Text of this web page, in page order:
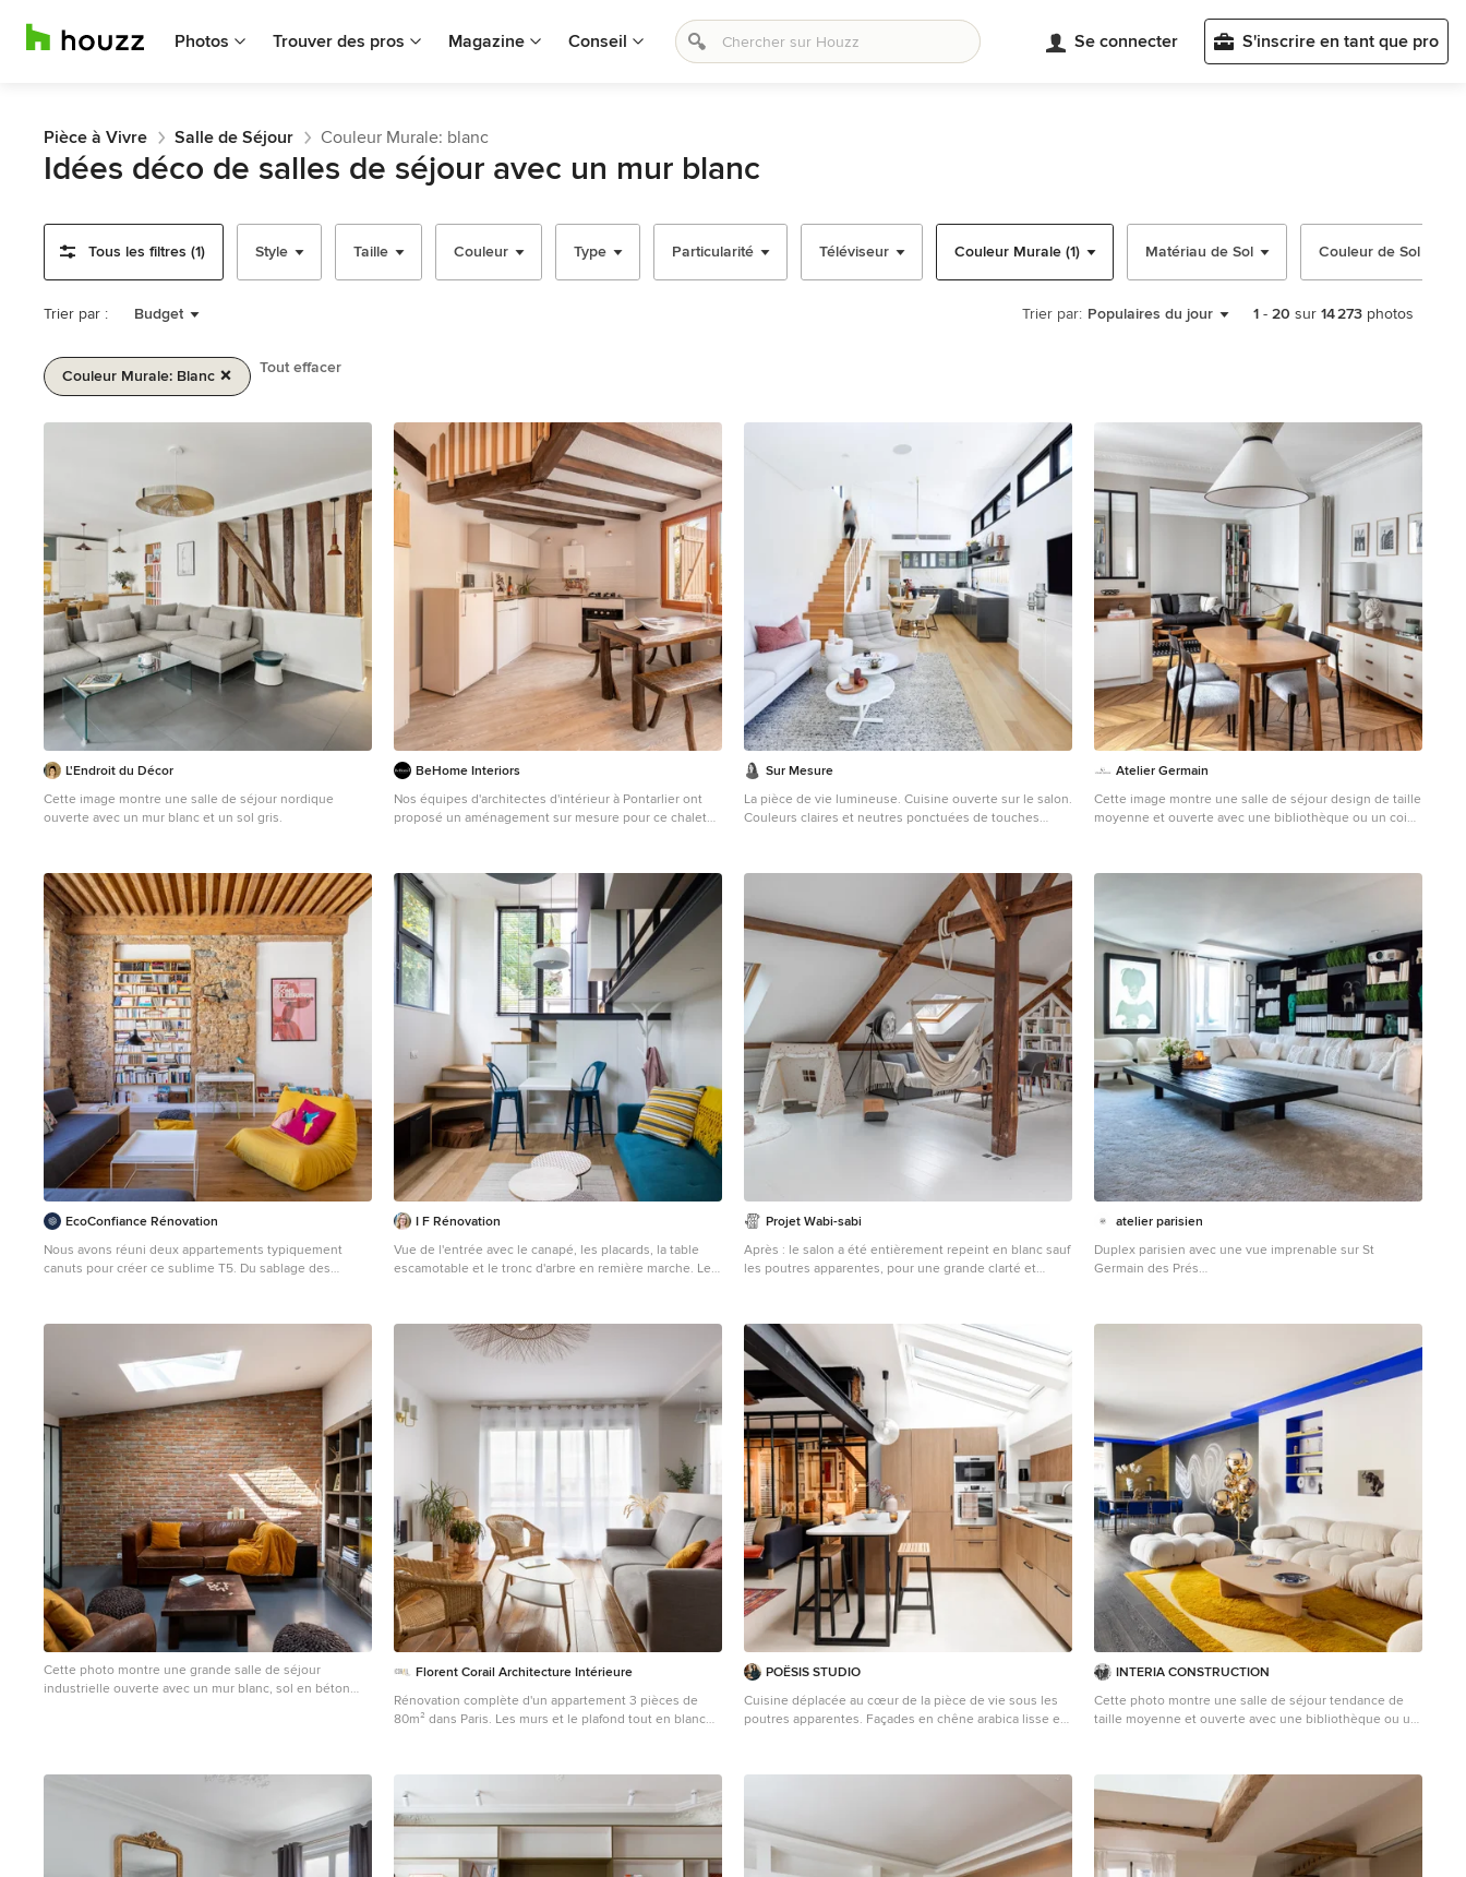
Photos Trouver des pros Magazine Conseil Se connecter S'inscrire en tant que pro
Pièce à Vivre Salle de Séjour Couleur Murale: blanc
Idées déco de salles de séjour avec un mur blanc
Tous les filtres (1) Style Taille Couleur Type Particularité Téléviseur Couleur Murale (1) Matériau de Sol Couleur de Sol
Trier par : Budget Trier par: Populaires du jour 1 - 20 sur 14 273 photos
Couleur Murale: Blanc Tout effacer
sur
L'Endroit du Décor
Cette image montre une salle de séjour nordique
ouverte avec un mur blanc et un sol gris.
BeHome Interiors
Nos équipes d'architectes d'intérieur à Pontarlier ont
proposé un aménagement sur mesure pour ce chalet
apporter une touche de modernité en intégrant des
meubles sur mesure en mélamine laqué beige et
placage bois véritable. En mezzanine, un claustra en
bois vient délimiter et sécuriser l'espace de nuit. On
accède à la mezzanine à l'aide d'une échelle en bois
dans la même essence que les autres décors bois.
Meuble suspendu de salle de bain en décor bois clair.
Sur Mesure
La pièce de vie lumineuse. Cuisine ouverte sur le salon.
Couleurs claires et neutres ponctuées de touches
Atelier Germain
Cette image montre une salle de séjour design de taille
moyenne et ouverte avec une bibliothèque ou un coin
téléviseur et un sol marron.
EcoConfiance Rénovation
Nous avons réuni deux appartements typiquement
canuts pour créer ce sublime T5. Du sablage des
Les clientes ont pensé le projet, et nous ont confié
que logistiques. Nous avons notamment intégré un
tapis de carreaux de ciment au parquet dans l’entrée,
créé une verrière type atelier en acier pour l’espace
bureau avec sa porte battante ouvert sur la pièce de
vie, déployé des plafonniers par câbles tissus sur les
plafonds traditionnels afin d’éviter les goulottes, réalisé
une mezzanine en plancher boucaud pour créer un
espace de travail en optimisant la hauteur sous plafond,
avec un ouvrant pour une meilleure ventilation. Le plan
de travail et le tablier de baignoire de la salle de bain
ont été conçus dans la continuité en béton ciré. Une
rénovation résolument orientée sur l’ouverture des
espaces, la sobriété et la qualité, pour offrir à cette
famille un véritable cocon en plein cœur de la Croix
Rousse. Photos © Pierre Coussié
I F Rénovation
Vue de l'entrée avec le canapé, les placards, la table
escamotable et le tronc d'arbre en remière marche. Le
Projet Wabi-sabi
Après : le salon a été entièrement repeint en blanc sauf
les poutres apparentes, pour une grande clarté et
mieux. Une grande bibliothèque a été maçonnée, tout
comme un meuble de rangement pour les jouets des
bébés dans le coin nursery, pour donner du cachet et
un caractère unique à la pièce.
atelier parisien
Duplex parisien avec une vue imprenable sur St
Germain des Prés
et un téléviseur dissimulé.
Cette photo montre une grande salle de séjour
industrielle ouverte avec un mur blanc, sol en béton
Florent Corail Architecture Intérieure
Rénovation complète d'un appartement 3 pièces de
80m² dans Paris. Les murs et le plafond tout en blanc
contemporain prend forme dans cette pièce et tout
l'appartement. L'agence a une mission clés en main:
rénovation complète du bien par l'agencement, les
travaux, mais également par tout l'agencement mobilier
POËSIS STUDIO
Cuisine déplacée au cœur de la pièce de vie sous les
poutres apparentes. Façades en chêne arabica lisse et
été repensée pour optimiser l’apport de lumière
INTERIA CONSTRUCTION
Cette photo montre une salle de séjour tendance de
taille moyenne et ouverte avec une bibliothèque ou un